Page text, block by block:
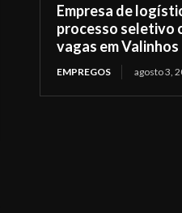
Empresa de
processo seletivo
vagas em Valinhos
EMPREGOS agosto 3,